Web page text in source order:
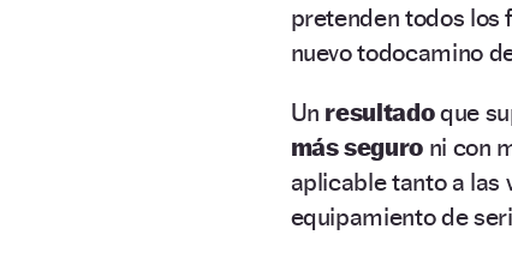
pretenden todos los
nuevo todocamino
Un resultadoque
más seguro ni con
aplicable tanto a las
equipamiento de